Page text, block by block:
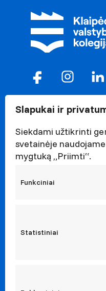
Slapukai ir
Siekdami užtikrinti
svetainėje
mygtuką „Priimti“.
Funkciniai
Statistiniai